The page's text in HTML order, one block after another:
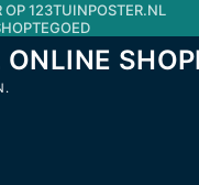
OP 123TUINPOSTER.NL